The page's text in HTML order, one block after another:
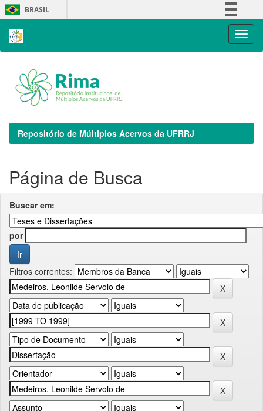
Skip
navigation
BRASIL
Repositório de Múltiplos Acervos da UFRRJ
Página de Busca
Buscar em:
por
Filtros correntes: